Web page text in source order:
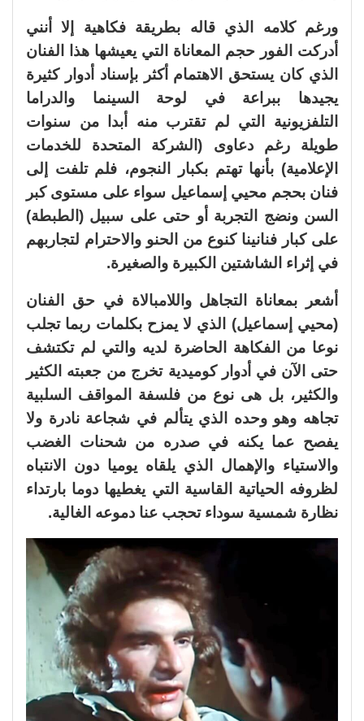
ورغم كلامه الذي قاله بطريقة فكاهية إلا أنني
أدركت الفور حجم المعاناة التي يعيشها هذا الفنان
الذي كان يستحق الاهتمام أكثر بإسناد أدوار كثيرة
يجيدها ببراعة في لوحة السينما والدراما
التلفزيونية التي لم تقترب منه أبدا من سنوات
طويلة رغم دعاوى (الشركة المتحدة للخدمات
الإعلامية) بأنها تهتم بكبار النجوم، فلم تلفت إلى
فنان بحجم محيي إسماعيل سواء على مستوى كبر
السن ونضج التجربة أو حتى على سبيل (الطبطة)
على كبار فنانينا كنوع من الحنو والاحترام لتجاربهم
في إثراء الشاشتين الكبيرة والصغيرة.
أشعر بمعاناة التجاهل واللامبالاة في حق الفنان
(محيي إسماعيل) الذي لا يمزح بكلمات ربما تجلب
نوعا من الفكاهة الحاضرة لديه والتي لم تكتشف
حتى الآن في أدوار كوميدية تخرج من جعبته الكثير
والكثير، بل هى نوع من فلسفة المواقف السلبية
تجاهه وهو وحده الذي يتألم في شجاعة نادرة ولا
يفصح عما يكنه في صدره من شحنات الغضب
والاستياء والإهمال الذي يلقاه يوميا دون الانتباه
لظروفه الحياتية القاسية التي يغطيها دوما بارتداء
نظارة شمسية سوداء تحجب عنا دموعه الغالية.